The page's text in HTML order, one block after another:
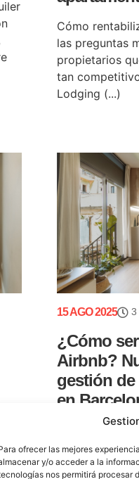
ofrecer las mejores
y/o acceder a la
nos permitirá procesar
Cómo
las preguntas
propietarios
tan
Lodging (...)
15 AGO 2025 3
¿Cómo
Airbnb?
gestión
en
Hay hitos
alquileres
“Superhost”